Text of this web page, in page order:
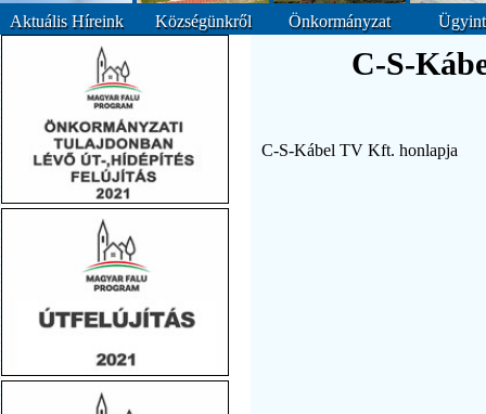
Aktuális Híreink Községünkről Önkormányzat
C-S-
C-S-Kábel TV Kft. honlapja